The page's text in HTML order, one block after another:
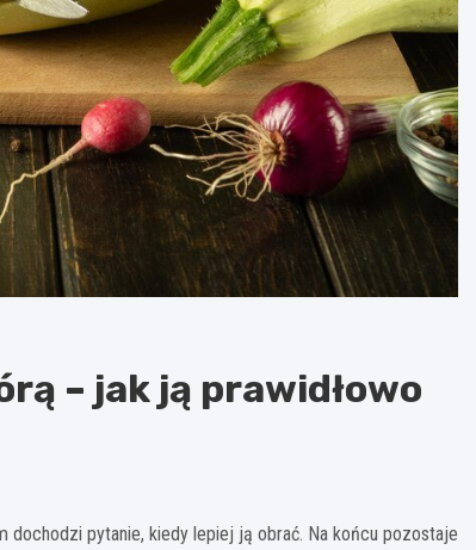
– jak ją prawidłowo
pytanie, kiedy lepiej ją obrać. Na końcu pozostaje